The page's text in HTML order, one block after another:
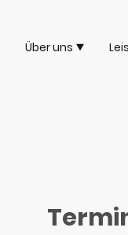
Über uns